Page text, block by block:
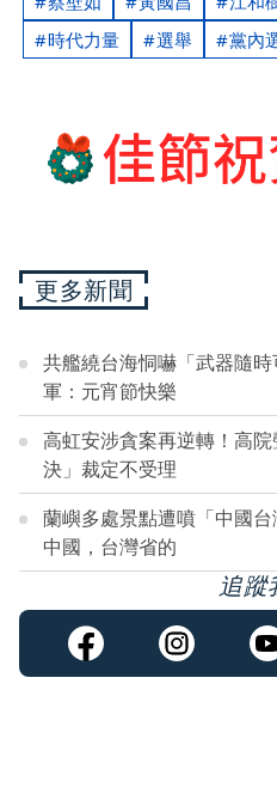
時代力量
選舉 黨內
更多新聞
共艦繞台海恫嚇「武器隨
軍：元宵節快樂
高虹安涉貪案再逆轉！高
決」裁定不受理
蘭嶼多處景點遭噴「中國
中國，台灣省的
追蹤